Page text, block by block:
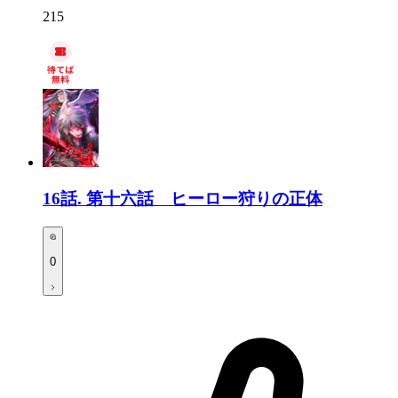
215
16話. 第十六話 ヒーロー狩りの正体
0